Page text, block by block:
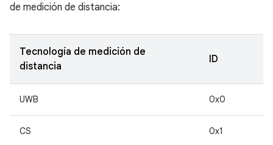
de medición de distancia:
Tecnología de medición de
distancia
ID
UWB 0x0
CS 0x1